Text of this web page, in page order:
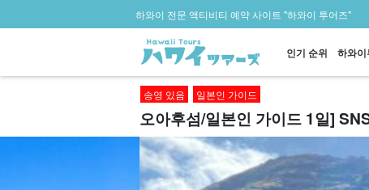
하와이 전문 액티비티 예약 사이트 "하와이 투어즈"
인기 순위 하와
송영 있음 일본인 가이드
오아후섬/일본인 가이드 1일]